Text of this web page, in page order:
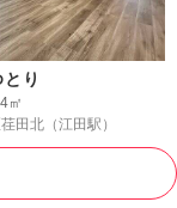
り
㎡
田北 （江田駅）